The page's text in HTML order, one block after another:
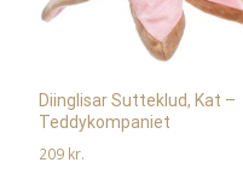
Diinglisar Sutteklud, Kat –
Teddykompaniet
209 kr.